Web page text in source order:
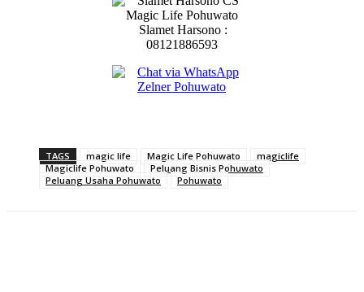
Slamet Harsono :
08121886593
TAGS magic life Magic Life Pohuwato
magiclife
Magiclife Pohuwato
Peluang Bisnis Pohuwato
Peluang Usaha Pohuwato
Pohuwato